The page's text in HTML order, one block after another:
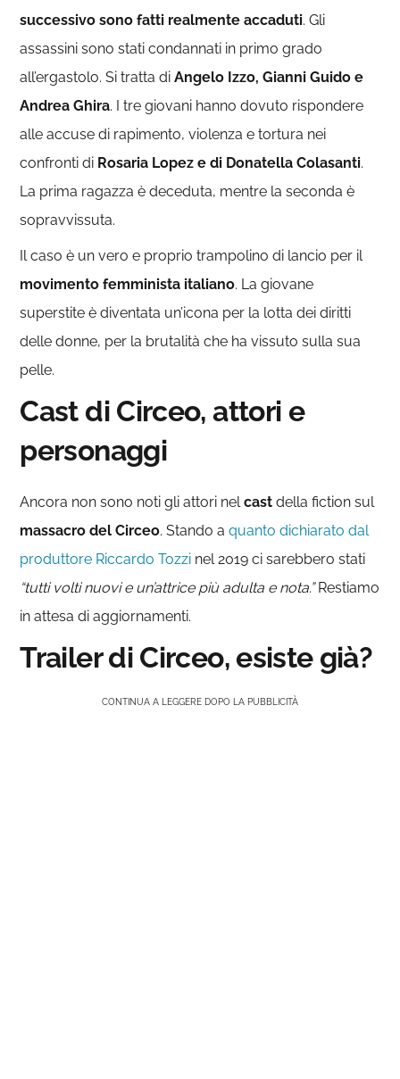
successivo sono fatti realmente accaduti. Gli
assassini sono stati condannati in primo grado
all’ergastolo. Si tratta diAngelo Izzo, Gianni Guido e
Andrea Ghira. I tre giovani hanno dovuto rispondere
alle accuse di rapimento, violenza e tortura nei
confronti di Rosaria Lopez e di Donatella Colasanti.
La prima ragazza è deceduta, mentre la seconda è
sopravvissuta.
Il caso è un vero e proprio trampolino di lancio per il
movimento femminista italiano. La giovane
superstite è diventata un’icona per la lotta dei diritti
delle donne, per la brutalità che ha vissuto sulla sua
pelle.
Cast di Circeo, attori e
personaggi
Ancora non sono noti gli attori nelcast della fiction sul
massacro del Circeo. Stando a quanto dichiarato dal
produttore Riccardo Tozzi nel 2019 ci sarebbero stati
“tutti volti nuovi e un’attrice più adulta e nota.”Restiamo
in attesa di aggiornamenti.
Trailer di Circeo, esiste già?
CONTINUA A LEGGERE DOPO LA PUBBLICITÀ